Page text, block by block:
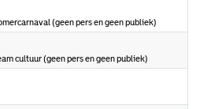
(geen pers en geen publiek)
cultuur (geen pers en geen publiek)